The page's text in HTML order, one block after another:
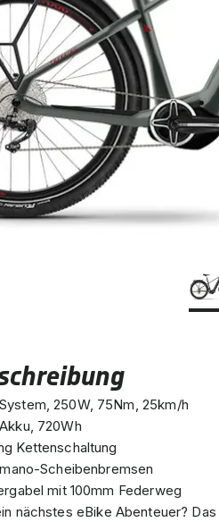
250W, 75Nm, 25km/h
720Wh
Kettenschaltung
Scheibenbremsen
mit 100mm Federweg
nächstes eBike Abenteuer?